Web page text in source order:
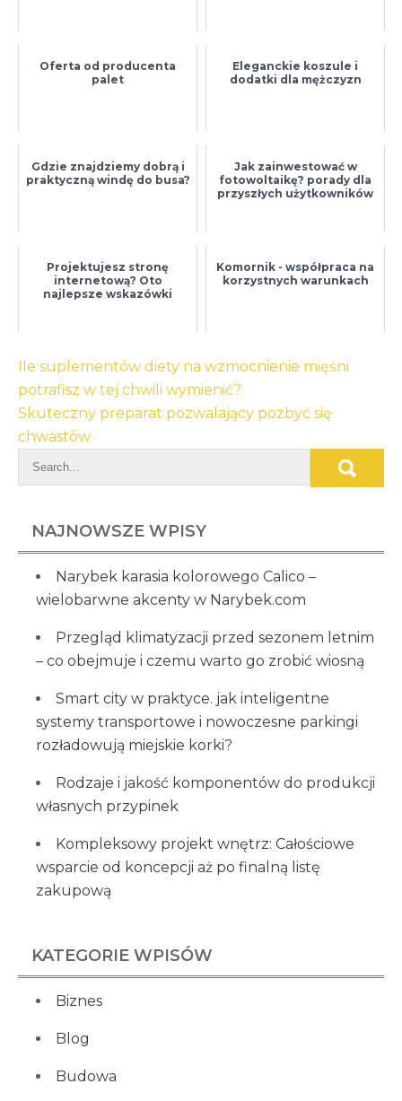
Oferta od producenta
palet
Eleganckie koszule i
dodatki dla mężczyzn
Gdzie znajdziemy dobrą i
praktyczną windę do busa?
Jak zainwestować w
fotowoltaikę? porady dla
przyszłych użytkowników
Projektujesz stronę
internetową? Oto
najlepsze wskazówki
Komornik - współpraca na
korzystnych warunkach
Nawigacja
wpisu
Ile suplementów diety na wzmocnienie mięśni
potrafisz w tej chwili wymienić?
Skuteczny preparat pozwalający pozbyć się
chwastów
NAJNOWSZE WPISY
Narybek karasia kolorowego Calico –
wielobarwne akcenty w Narybek.com
Przegląd klimatyzacji przed sezonem letnim
– co obejmuje i czemu warto go zrobić wiosną
Smart city w praktyce. jak inteligentne
systemy transportowe i nowoczesne parkingi
rozładowują miejskie korki?
Rodzaje i jakość komponentów do produkcji
własnych przypinek
Kompleksowy projekt wnętrz: Całościowe
wsparcie od koncepcji aż po finalną listę
zakupową
KATEGORIE WPISÓW
Biznes
Blog
Budowa